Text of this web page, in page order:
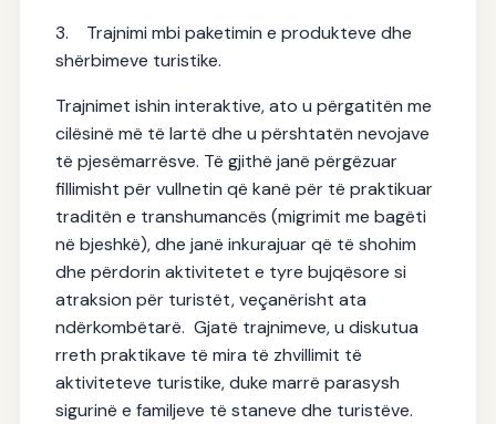
3.
Trajnimi mbi paketimin e produkteve dhe
shërbimeve turistike.
Trajnimet ishin interaktive, ato u përgatitën me
cilësinë më të lartë dhe u përshtatën nevojave
të pjesëmarrësve. Të gjithë janë përgëzuar
fillimisht për vullnetin që kanë për të praktikuar
traditën e transhumancës (migrimit me bagëti
në bjeshkë), dhe janë inkurajuar që të shohim
dhe përdorin aktivitetet e tyre bujqësore si
atraksion për turistët, veçanërisht ata
ndërkombëtarë. Gjatë trajnimeve, u diskutua
rreth praktikave të mira të zhvillimit të
aktiviteteve turistike, duke marrë parasysh
sigurinë e familjeve të staneve dhe turistëve.